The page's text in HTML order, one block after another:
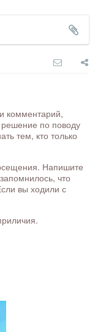
комментарий,
по поводу
тем, кто только
Напишите
что
вы ходили с